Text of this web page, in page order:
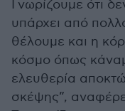
Γνωρίζουμε ότι
υπάρχει από
θέλουμε και η
κόσμο όπως
ελευθερία
σκέψης”,